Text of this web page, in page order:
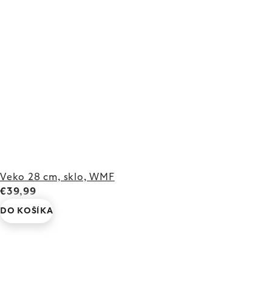
Veko 28 cm, sklo, WMF
€39,99
DO KOŠÍKA